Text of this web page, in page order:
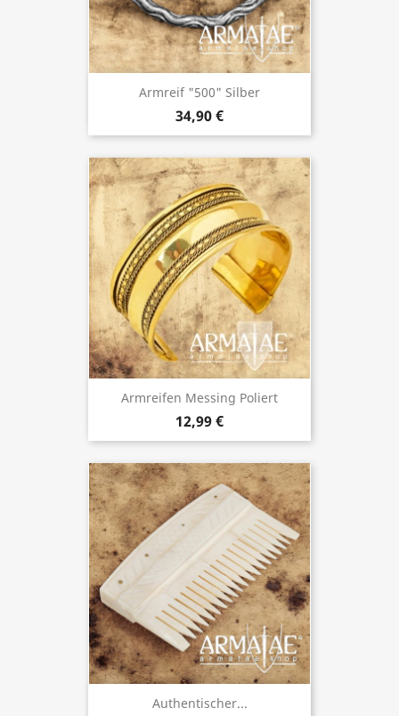
Armreif "500" Silber
34,90 €
Armreifen Messing Poliert
12,99 €
Authentischer...